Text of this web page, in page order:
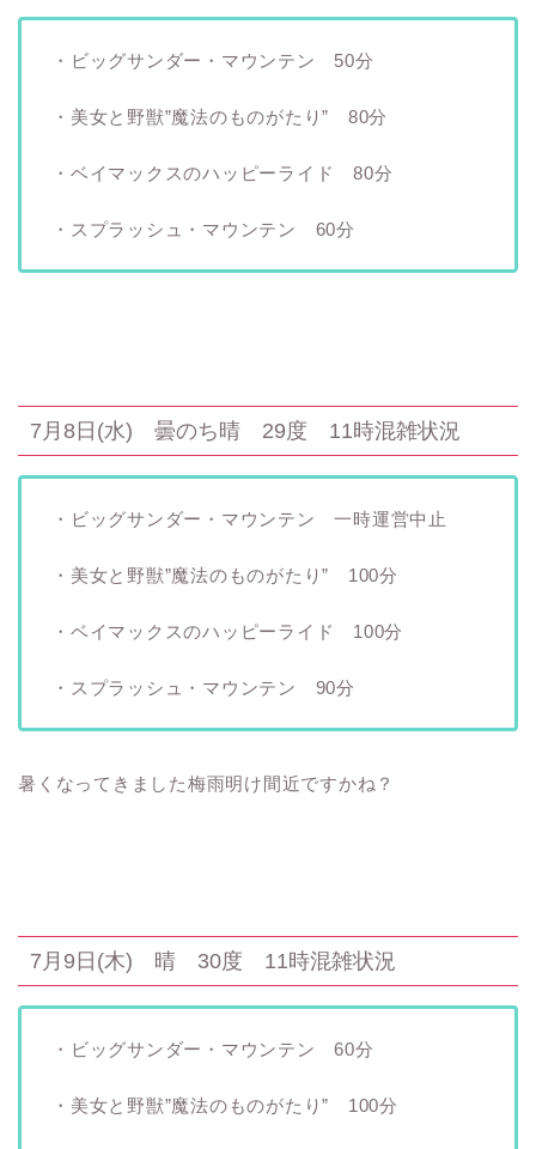
・ビッグサンダー・マウンテン 50分
・美女と野獣”魔法のものがたり” 80分
・ベイマックスのハッピーライド 80分
・スプラッシュ・マウンテン 60分
7月8日(水) 曇のち晴 29度 11時混雑状況
・ビッグサンダー・マウンテン 一時運営中止
・美女と野獣”魔法のものがたり” 100分
・ベイマックスのハッピーライド 100分
・スプラッシュ・マウンテン 90分
暑くなってきました梅雨明け間近ですかね？
7月9日(木) 晴 30度 11時混雑状況
・ビッグサンダー・マウンテン 60分
・美女と野獣”魔法のものがたり” 100分